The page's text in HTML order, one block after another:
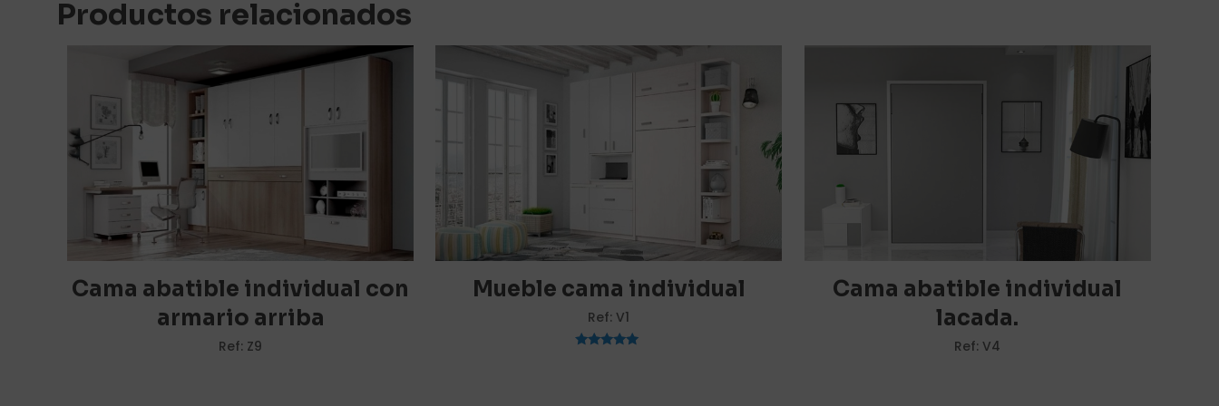
con4de
Lola Fuentes
Compré este mueble cama sencillo y económico como cama para invitados.
Cumple perfectamente con lo que esperaba de él, sencillo, práctico y económico.
Muy satisfecha
Añade una valoración
Tu dirección de correo electrónico no será publicada.
Los campos obligatorios están
marcados con*
2 de 5
Productos relacionados
Cama abatible individual con
armario arriba
Ref: Z9
Mueble cama individual
Ref: V1
Cama abatible individual
lacada.
Ref: V4